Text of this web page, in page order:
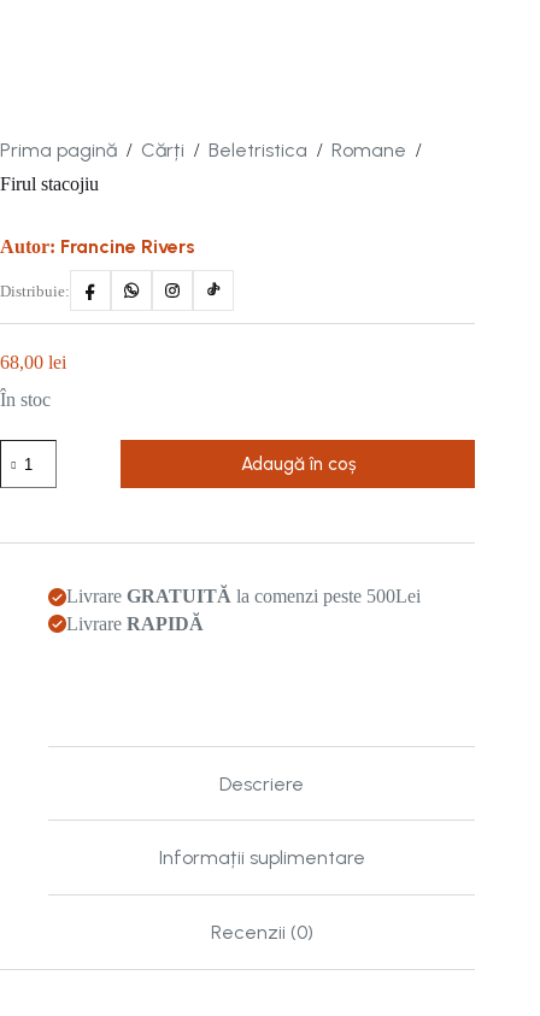
Prima pagină / Cărți / Beletristica / Romane /
Firul stacojiu
Autor: Francine Rivers
Distribuie:
68,00 lei
În stoc
Firul
stacojiu
Adaugă în coș
Livrare GRATUITĂ la comenzi peste 500Lei
Livrare RAPIDĂ
Descriere
Informații suplimentare
Recenzii (0)